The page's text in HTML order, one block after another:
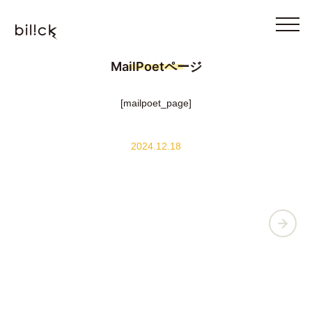
MailPoetページ
[mailpoet_page]
2024.12.18